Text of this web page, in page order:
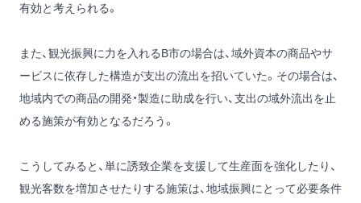
有効と考えられる。
また、観光振興に力を入れるB市の場合は、域外資本の商品やサ
ービスに依存した構造が支出の流出を招いていた。その場合は、
地域内での商品の開発・製造に助成を行い、支出の域外流出を止
める施策が有効となるだろう。
こうしてみると、単に誘致企業を支援して生産面を強化したり、
観光客数を増加させたりする施策は、地域振興にとって必要条件